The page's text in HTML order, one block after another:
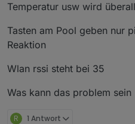
Temperatur usw wird
Tasten am Pool geben nur
Reaktion
Wlan rssi steht bei 35
Was kann das problem sein
R 1 Antwort